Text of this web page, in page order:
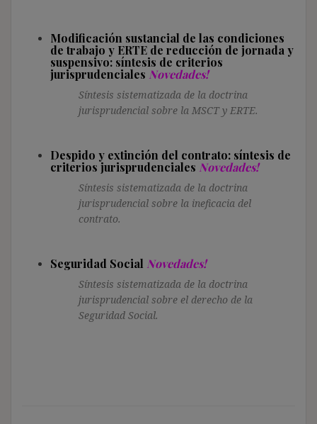
Modificación sustancial de las condiciones
de trabajo y ERTE de reducción de jornada y
suspensivo: síntesis de criterios
jurisprudenciales Novedades!
Síntesis sistematizada de la doctrina
jurisprudencial sobre la MSCT y ERTE.
Despido y extinción del contrato: síntesis de
criterios jurisprudenciales Novedades!
Síntesis sistematizada de la doctrina
jurisprudencial sobre la ineficacia del
contrato.
Seguridad Social Novedades!
Síntesis sistematizada de la doctrina
jurisprudencial sobre el derecho de la
Seguridad Social.